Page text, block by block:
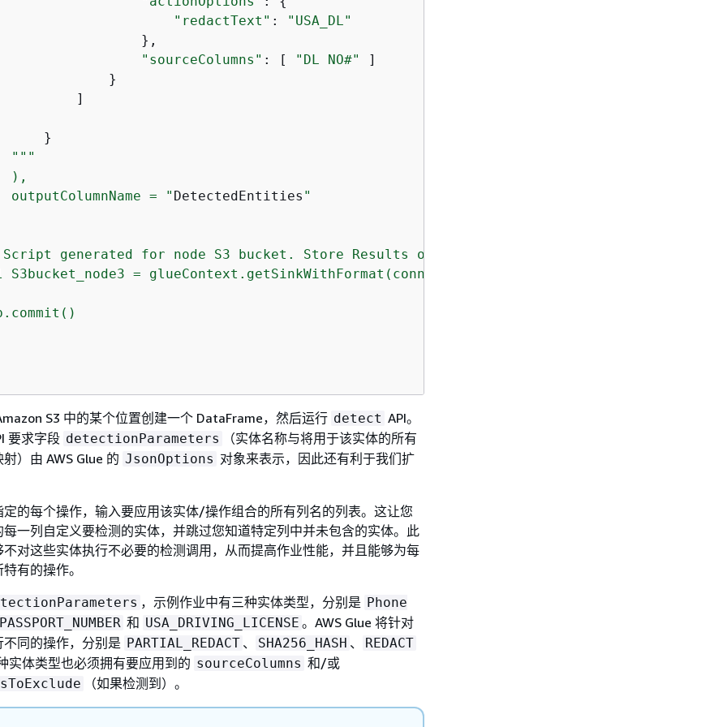
"redactText" :
"USA_DL"
},
"sourceColumns" : [ "DL NO#"
]
}
]
}
"" "
),
outputColumnName = "
DetectedEntities "
generated for node S3 bucket. Store Results of detect to S3 location
S3bucket_node3 = glueContext.getSinkWithFormat(connectionType="
}
S3 中的某个位置创建一个 DataFrame，然后运行 detect API。
要求字段 detectionParameters
（实体名称与将用于该实体的所有
）由 AWS Glue 的 JsonOptions 对象来表示，因此还有利于我们扩
定的每个操作，输入要应用该实体/操作组合的所有列名的列表。这让您
一列自定义要检测的实体，并跳过您知道特定列中并未包含的实体。此
对这些实体执行不必要的检测调用，从而提高作业性能，并且能够为每
有的操作。
，示例作业中有三种实体类型，分别是 Phone
和 USA_DRIVING_LICENSE 。AWS Glue 将针对
同的操作，分别是 PARTIAL_REDACT 、 SHA256_HASH 、 REDACT
实体类型也必须拥有要应用到的 sourceColumns 和/或
（如果检测到）。